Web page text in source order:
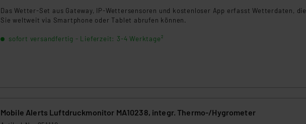
Das Wetter-Set aus Gateway, IP-Wettersensoren und kostenloser App erfasst Wetterdaten, die
Sie weltweit via Smartphone oder Tablet abrufen können.
sofort versandfertig - Lieferzeit: 3-4 Werktage²
Mobile Alerts Luftdruckmonitor MA10238, integr. Thermo-/Hygrometer